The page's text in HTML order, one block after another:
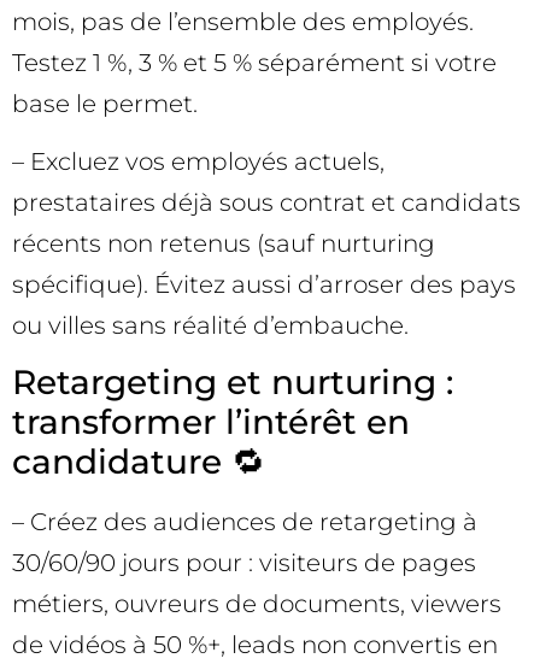
mois, pas de l’ensemble des employés.
Testez 1 %, 3 % et 5 % séparément si votre
base le permet.
– Excluez vos employés actuels,
prestataires déjà sous contrat et candidats
récents non retenus (sauf nurturing
spécifique). Évitez aussi d’arroser des pays
ou villes sans réalité d’embauche.
Retargeting et nurturing :
transformer l’intérêt en
candidature 🔁
– Créez des audiences de retargeting à
30/60/90 jours pour : visiteurs de pages
métiers, ouvreurs de documents, viewers
de vidéos à 50 %+, leads non convertis en